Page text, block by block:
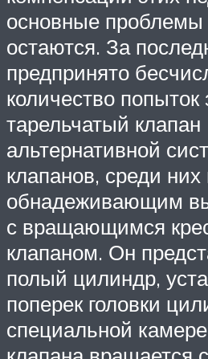
основные
остаются. За
предпринято
количество попыток
тарельчатый клапан
альтернативной
клапанов, среди
обнадеживающим
с вращающимся
клапаном. Он
полый цилиндр,
поперек головки
специальной